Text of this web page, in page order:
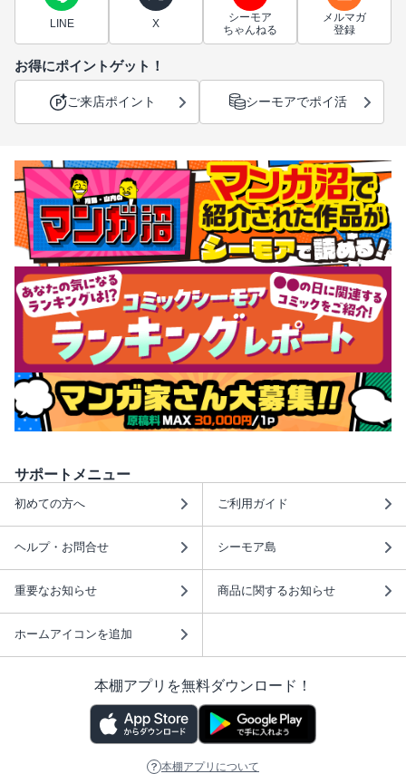
LINE X
シーモア
ちゃんねる
メルマガ
登録
お得にポイントゲット！
ご来店ポイント シーモアでポイ活
サポートメニュー
初めての方へ ご利用ガイド
ヘルプ・お問合せ シーモア島
重要なお知らせ 商品に関するお知らせ
ホームアイコンを追加
本棚アプリを無料ダウンロード！
本棚アプリについて